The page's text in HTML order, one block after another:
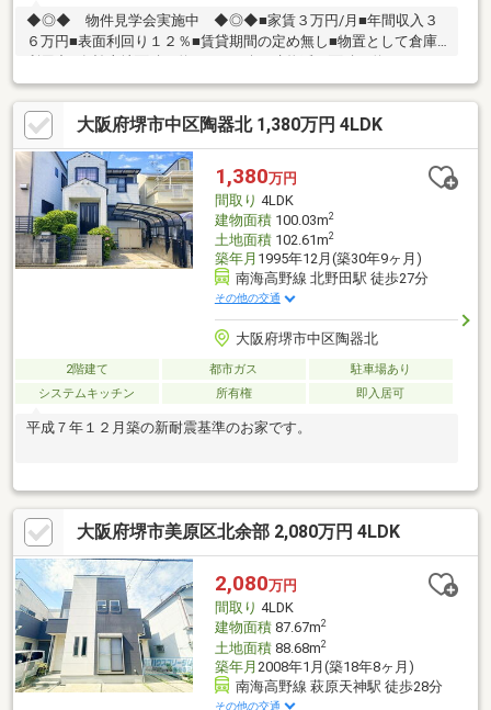
◆◎◆ 物件見学会実施中 ◆◎◆■家賃３万円/月■年間収入３
６万円■表面利回り１２％■賃貸期間の定め無し■物置として倉庫
坪◎◆◎ 住宅ローン相談会実施中 ◎◆◎物件探しと同様に、
お金のことは不動産購入について大事なことです。まずクリアに
なれば、後は気に入る物件を探すだけですね。去年の年収が分か
ればある程度借入可能な金額が分かります。お気軽にお問い合わ
せ下さいませ。
大阪府堺市中区陶器北 1,380万円 4LDK
1,380万円
間取り 4LDK
建物面積100.03m2
土地面積102.61m2
築年月 1995年12月(築30年9ヶ月)
南海高野線 北野田駅 徒歩27分
その他の交通
大阪府堺市中区陶器北
2階建て 都市ガス
駐車場あり
システムキッチン
所有権 即入居可
平成７年１２月築の新耐震基準のお家です。
大阪府堺市美原区北余部 2,080万円 4LDK
2,080万円
間取り 4LDK
建物面積87.67m2
土地面積88.68m2
築年月 2008年1月(築18年8ヶ月)
南海高野線 萩原天神駅 徒歩28分
その他の交通